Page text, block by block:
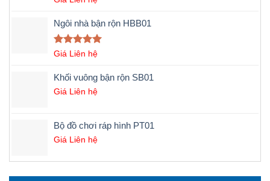
5 sao
Ngôi nhà bận rộn HBB01
Được xếp
5 sao
Giá Liên hệ
Khối vuông bận rộn SB01
Giá Liên hệ
Bộ đồ chơi ráp hình PT01
Giá Liên hệ